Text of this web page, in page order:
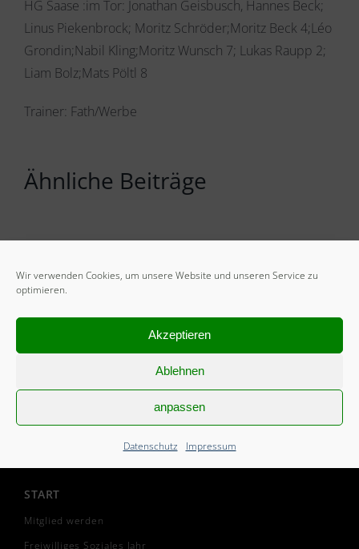
Wir verwenden Cookies, um unsere Website und unseren Service zu
optimieren.
Akzeptieren
Ablehnen
anpassen
Datenschutz Impressum
HG Saase :im Tor: Jonathan Geisbusch, Hannes Beck;
Linus Piekenbrock; Moritz Schröder;Moritz Beck 4;Léo
Grondin;Nabil Kling;Moritz Wunsch 7; Lukas Raupp 2;
Liam Bolz;Mats Pöltl 8
Trainer: Fath/Werbe
Ähnliche Beiträge
START
Mitglied werden
Freiwilliges Soziales Jahr